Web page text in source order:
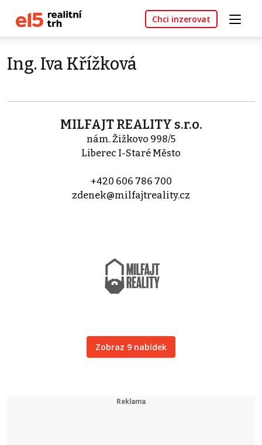
Chci inzerovat
Ing. Iva Křížková
MILFAJT REALITY s.r.o.
nám. Žižkovo 998/5
Liberec I-Staré Město
+420 606 786 700
zdenek@milfajtreality.cz
Zobraz 9 nabídek